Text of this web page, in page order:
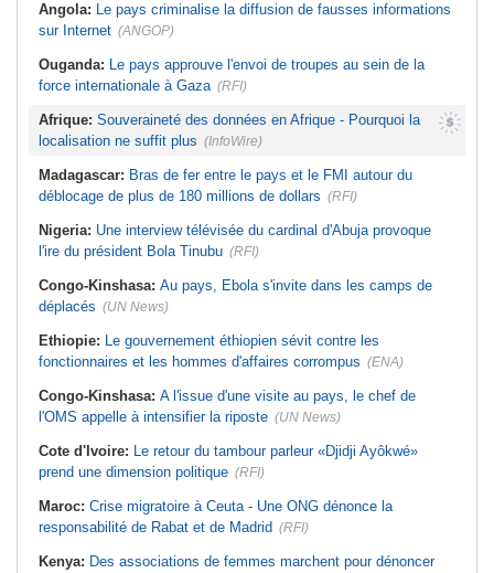
Angola: Le pays criminalise la diffusion de fausses informations
sur Internet (ANGOP)
Ouganda: Le pays approuve l'envoi de troupes au sein de la
force internationale à Gaza (RFI)
Afrique: Souveraineté des données en Afrique - Pourquoi la
localisation ne suffit plus (InfoWire)
Madagascar: Bras de fer entre le pays et le FMI autour du
déblocage de plus de 180 millions de dollars (RFI)
Nigeria: Une interview télévisée du cardinal d'Abuja provoque
l'ire du président Bola Tinubu (RFI)
Congo-Kinshasa: Au pays, Ebola s'invite dans les camps de
déplacés (UN News)
Ethiopie: Le gouvernement éthiopien sévit contre les
fonctionnaires et les hommes d'affaires corrompus (ENA)
Congo-Kinshasa: A l'issue d'une visite au pays, le chef de
l'OMS appelle à intensifier la riposte (UN News)
Cote d'Ivoire: Le retour du tambour parleur «Djidji Ayôkwé»
prend une dimension politique (RFI)
Maroc: Crise migratoire à Ceuta - Une ONG dénonce la
responsabilité de Rabat et de Madrid (RFI)
Kenya: Des associations de femmes marchent pour dénoncer